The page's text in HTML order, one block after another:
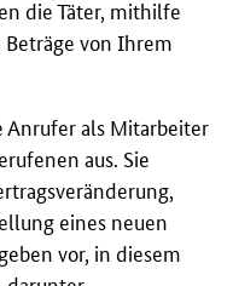
die Täter, mithilfe
von Ihrem
Anrufer als Mitarbeiter
aus. Sie
eines neuen
vor, in diesem